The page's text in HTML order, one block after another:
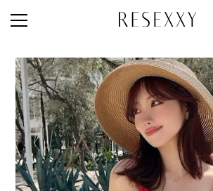
STAFF STYLE
NEWS
MAGAZINE
LOOK BOOK
NEW ARRIVAL
RANKING